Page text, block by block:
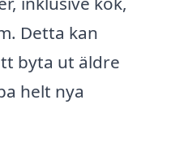
Detta kan
byta ut äldre
helt nya